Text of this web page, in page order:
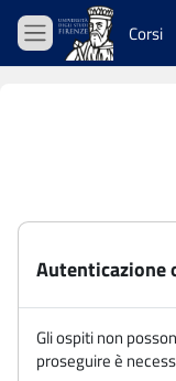
Vai al contenuto principale
Pannello laterale
Corsi
Autenticazione
Gli ospiti non
proseguire è